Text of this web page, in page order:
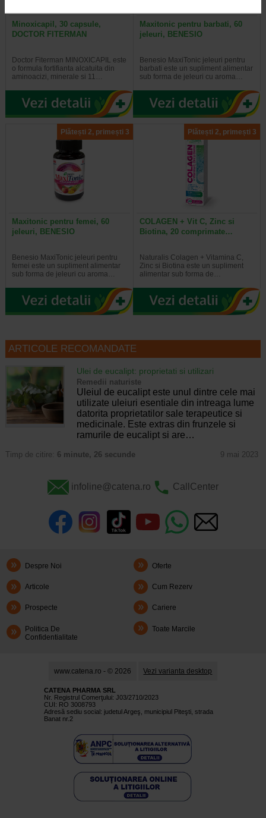
Minoxicapil, 30 capsule,
DOCTOR FITERMAN
Doctor Fiterman MINOXICAPIL este
o formula fortifianta alcatuita din
aminoacizi, minerale si 11…
Maxitonic pentru barbati, 60
jeleuri, BENESIO
Benesio MaxiTonic jeleuri pentru
barbati este un supliment alimentar
sub forma de jeleuri cu aroma…
Plătești 2, primești 3
Maxitonic pentru femei, 60
jeleuri, BENESIO
Benesio MaxiTonic jeleuri pentru
femei este un supliment alimentar
sub forma de jeleuri cu aroma…
Plătești 2, primești 3
COLAGEN + Vit C, Zinc si
Biotina, 20 comprimate…
Naturalis Colagen + Vitamina C,
Zinc si Biotina este un supliment
alimentar sub forma de…
ARTICOLE RECOMANDATE
Ulei de eucalipt: proprietati si utilizari
Remedii naturiste
Uleiul de eucalipt este unul dintre cele mai
utilizate uleiuri esentiale din intreaga lume
datorita proprietatilor sale terapeutice si
medicinale. Este extras din frunzele si
ramurile de eucalipt si are…
Timp de citire: 6 minute, 26 secunde 9 mai 2023
infoline@catena.ro CallCenter
Despre Noi Oferte
Articole Cum Rezerv
Prospecte Cariere
Politica De
Confidentialitate
Toate Marcile
www.catena.ro - © 2026 Vezi varianta desktop
CATENA PHARMA SRL
Nr. Registrul Comerţului: J03/2710/2023
CUI: RO 3008793
Adresă sediu social: judetul Argeş, municipiul Piteşti, strada
Banat nr.2